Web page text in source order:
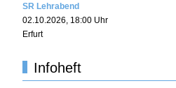
SR Lehrabend
02.10.2026 18:00 Uhr
Erfurt
Infoheft